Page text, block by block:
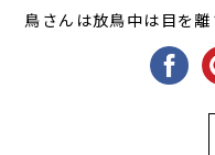
鳥さんは放鳥中は目を離